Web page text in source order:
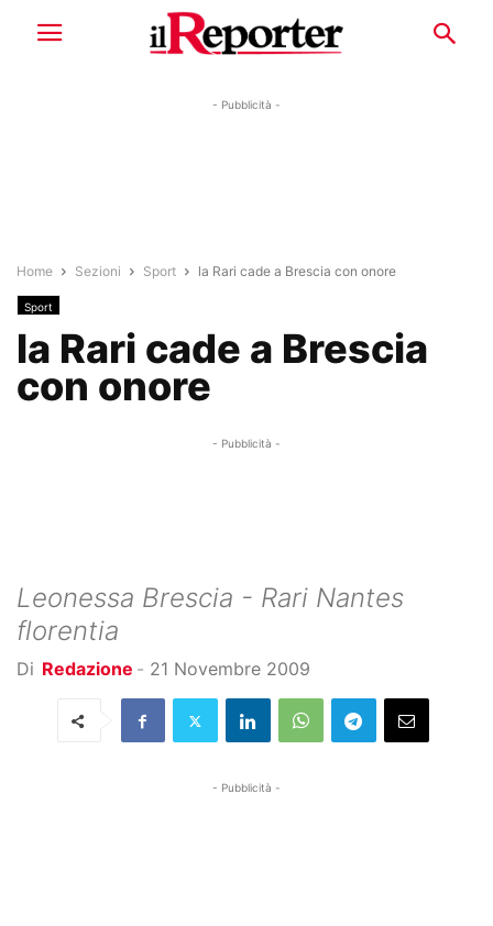
- Pubblicità -
Home Sezioni Sport la Rari cade a Brescia con onore
Sport
la Rari cade a Brescia
con onore
- Pubblicità -
Leonessa Brescia - Rari Nantes
florentia
Di Redazione - 21 Novembre 2009
- Pubblicità -